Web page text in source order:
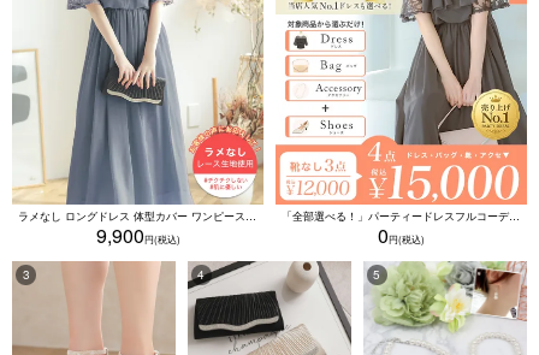
ラメなし ロングドレス 体型カバー ワンピース 敏感肌対応 結婚式 二次会 お呼ばれ 大人 上品 (Sサイズ～5Lサイズ)
9,900
「全部選べる！」パーティードレスフルコーデセット (ドレス1点＋バッグ1点＋アクセ1点+靴1足/4点15000円(税込)/靴なしで12000円(税込))
0